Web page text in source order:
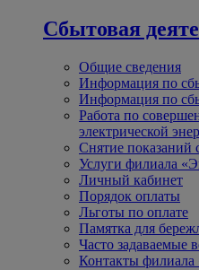
Сбытовая
Общие сведения
Информация по
Информация по
Работа по
электрической
Снятие показаний
Услуги филиала
Личный кабинет
Порядок оплаты
Льготы по оплате
Памятка для
Часто задаваемые
Контакты филиала